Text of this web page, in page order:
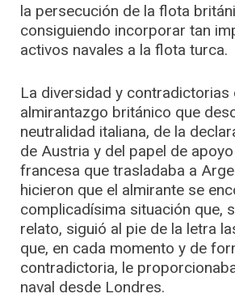
la persecución de la flota
consiguiendo incorporar tan
activos navales a la flota turca.
La diversidad y contradictorias
almirantazgo británico que
neutralidad italiana, de la
de Austria y del papel de
francesa que trasladaba a
hicieron que el almirante se
complicadísima situación que,
relato, siguió al pie de la letra
que, en cada momento y de
contradictoria, le
naval desde Londres.